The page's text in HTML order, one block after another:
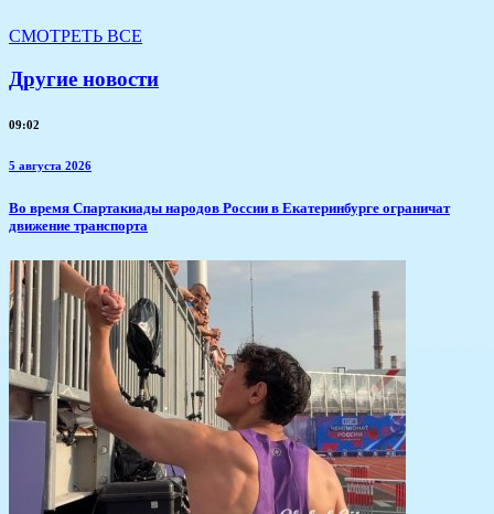
СМОТРЕТЬ ВСЕ
Другие новости
09:02
5 августа 2026
​Во время Спартакиады народов России в Екатеринбурге ограничат
движение транспорта